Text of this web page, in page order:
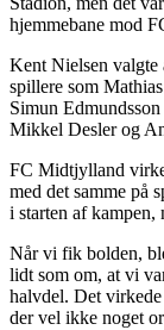
hjemmebane mod
Kent Nielsen valgte
spillere som
Simun
Mikkel Desler og
FC Midtjylland
med det samme på
i starten af kampen,
Når vi fik bolden,
lidt som om, at vi
halvdel. Det
der vel ikke noget